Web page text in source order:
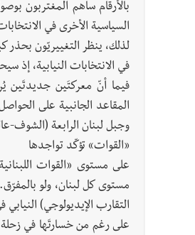
بالأرقام ساهم المغتربون
السياسية الأخرى في
لذلك، ينظر التغييريّون بحذر
في الانتخابات النيابية، إذ
فيما أنّ معركتَين جديدتَين
المقاعد الجانبية على
وجبل لبنان الرابعة (الشوف-
«القوات» تؤكّد تواجدها
على مستوى «القوات
مستوى كل لبنان، ولو
التقارب الإيديولوجي)
على رغم من خسارتَها في زحلة